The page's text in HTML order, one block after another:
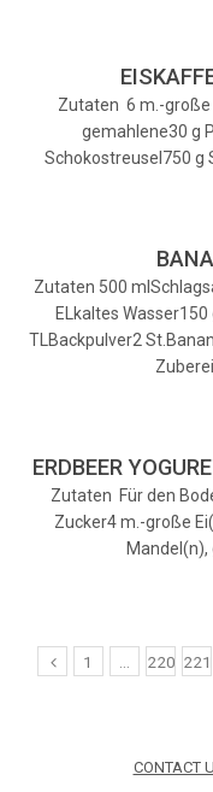
Zutaten 6 m.-große
gemahlene30 g
Schokostreusel750 g
Zutaten 500
ELkaltes
TLBackpulver2
ERDBEER
Zutaten Für den
Zucker4 m.-große
Mandel(n),
1 220 221
CONTACT